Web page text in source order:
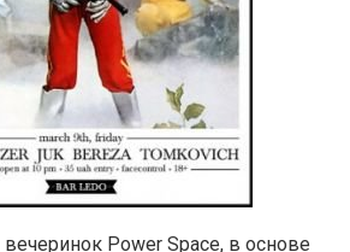
вечеринок Power Space, в основе